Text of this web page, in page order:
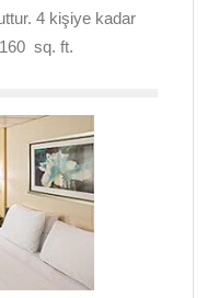
4 kişiye kadar
sq. ft.